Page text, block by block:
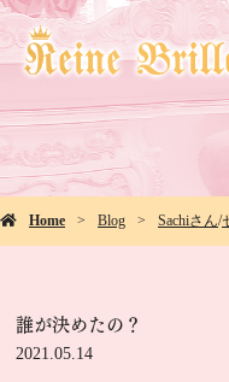
Home Blog Sachiさん/
誰が決めたの？
2021.05.14